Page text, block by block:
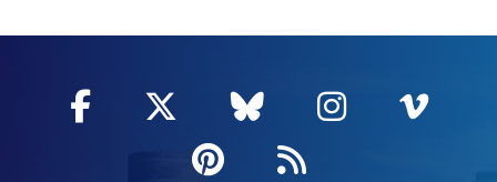
Facebook
, Ouvre une nouvelle fenêtre
Twitter
, Ouvre une nouvelle
Bluesky
, Ouvre une
Instagram
, Ouvre
,
Pinterest
, Ouvre une
Flux RSS